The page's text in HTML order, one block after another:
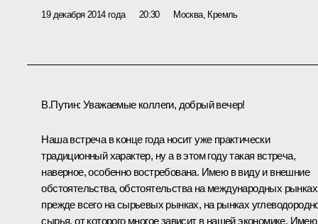
19 декабря 2014 года 20:30 Москва, Кремль
В.Путин: Уважаемые коллеги, добрый вечер!
Наша встреча в конце года носит уже практически
традиционный характер, ну а в этом году такая встреча,
наверное, особенно востребована. Имею в виду и внешние
обстоятельства, обстоятельства на международных
прежде всего на сырьевых рынках, на рынках
сырья, от которого многое зависит в нашей экономике. Имею